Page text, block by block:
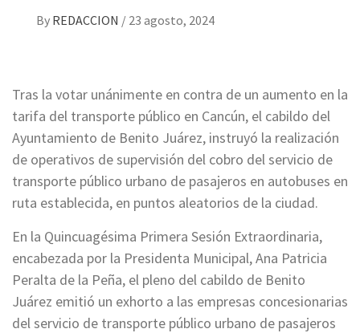
By REDACCION / 23 agosto, 2024
Tras la votar unánimente en contra de un aumento en la
tarifa del transporte público en Cancún, el cabildo del
Ayuntamiento de Benito Juárez, instruyó la realización
de operativos de supervisión del cobro del servicio de
transporte público urbano de pasajeros en autobuses en
ruta establecida, en puntos aleatorios de la ciudad.
En la Quincuagésima Primera Sesión Extraordinaria,
encabezada por la Presidenta Municipal, Ana Patricia
Peralta de la Peña, el pleno del cabildo de Benito
Juárez emitió un exhorto a las empresas concesionarias
del servicio de transporte público urbano de pasajeros